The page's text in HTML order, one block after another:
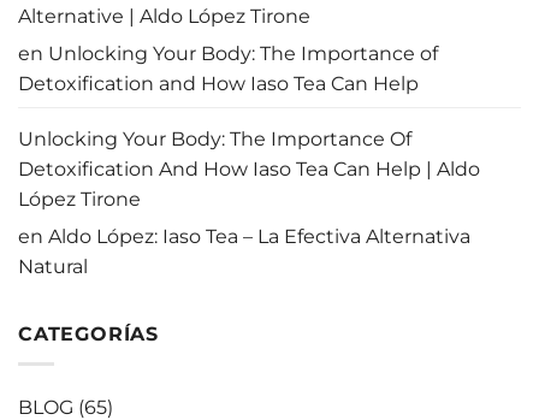
Alternative | Aldo López Tirone
en Unlocking Your Body: The Importance of
Detoxification and How Iaso Tea Can Help
Unlocking Your Body: The Importance Of
Detoxification And How Iaso Tea Can Help | Aldo
López Tirone
en Aldo López: Iaso Tea – La Efectiva Alternativa
Natural
CATEGORÍAS
BLOG (65)